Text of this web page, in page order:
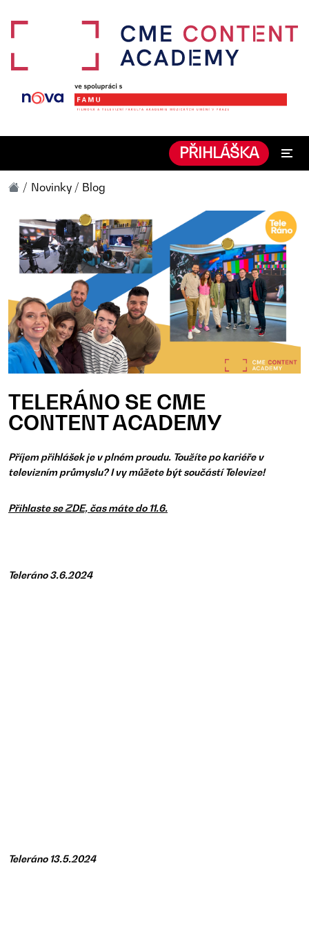
PŘIHLÁŠKA
Novinky / Blog
TELERÁNO SE CME
CONTENT ACADEMY
Příjem přihlášek je v plném proudu. Toužíte po kariéře v
televizním průmyslu? I vy můžete být součástí Televize!
Přihlaste se ZDE, čas máte do 11.6.
Teleráno 3.6.2024
Teleráno 13.5.2024